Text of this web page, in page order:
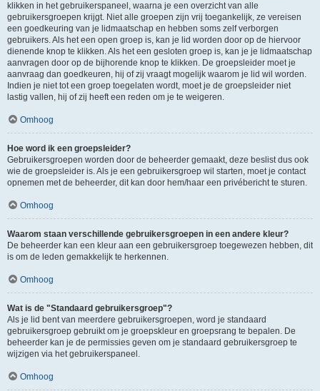
klikken in het gebruikerspaneel, waarna je een overzicht van alle
gebruikersgroepen krijgt. Niet alle groepen zijn vrij toegankelijk, ze vereisen
een goedkeuring van je lidmaatschap en hebben soms zelf verborgen
gebruikers. Als het een open groep is, kan je lid worden door op de hiervoor
dienende knop te klikken. Als het een gesloten groep is, kan je je lidmaatschap
aanvragen door op de bijhorende knop te klikken. De groepsleider moet je
aanvraag dan goedkeuren, hij of zij vraagt mogelijk waarom je lid wil worden.
Indien je niet tot een groep toegelaten wordt, moet je de groepsleider niet
lastig vallen, hij of zij heeft een reden om je te weigeren.
Omhoog
Hoe word ik een groepsleider?
Gebruikersgroepen worden door de beheerder gemaakt, deze beslist dus ook
wie de groepsleider is. Als je een gebruikersgroep wil starten, moet je contact
opnemen met de beheerder, dit kan door hem/haar een privébericht te sturen.
Omhoog
Waarom staan verschillende gebruikersgroepen in een andere kleur?
De beheerder kan een kleur aan een gebruikersgroep toegewezen hebben, dit
is om de leden gemakkelijk te herkennen.
Omhoog
Wat is de "Standaard gebruikersgroep"?
Als je lid bent van meerdere gebruikersgroepen, word je standaard
gebruikersgroep gebruikt om je groepskleur en groepsrang te bepalen. De
beheerder kan je de permissies geven om je standaard gebruikersgroep te
wijzigen via het gebruikerspaneel.
Omhoog